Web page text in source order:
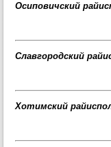
Осиповичский
Славгородский
Хотимский